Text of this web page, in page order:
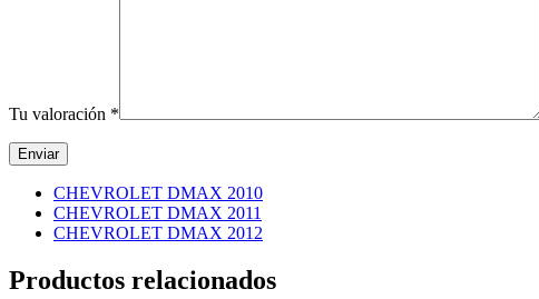
Tu valoración *
CHEVROLET DMAX 2010
CHEVROLET DMAX 2011
CHEVROLET DMAX 2012
Productos relacionados